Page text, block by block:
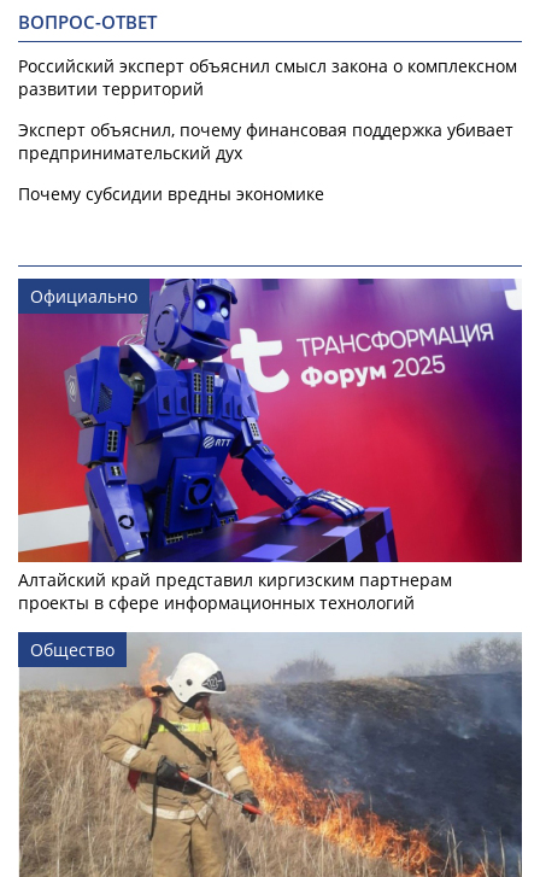
ВОПРОС-ОТВЕТ
Российский эксперт объяснил смысл закона о комплексном
развитии территорий
Эксперт объяснил, почему финансовая поддержка убивает
предпринимательский дух
Почему субсидии вредны экономике
Официально
Алтайский край представил киргизским партнерам
проекты в сфере информационных технологий
Общество